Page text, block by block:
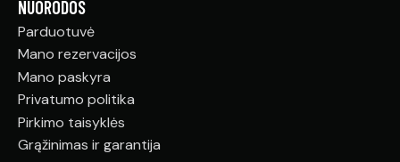
NUORODOS
Parduotuvė
Mano rezervacijos
Mano paskyra
Privatumo politika
Pirkimo taisyklės
Grąžinimas ir garantija